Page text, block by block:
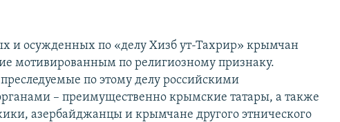
и осужденных по «делу Хизб ут-Тахрир» крымчан
мотивированным по религиозному признаку.
по этому делу российскими
– преимущественно крымские татары, а также
азербайджанцы и крымчане другого этнического